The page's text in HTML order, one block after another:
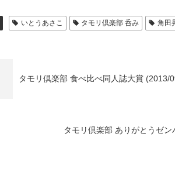
いとうあさこ タモリ倶楽部 呑み 角田
タモリ倶楽部 食べ比べ同人誌大賞 (2013/
タモリ倶楽部 ありがとうゼ